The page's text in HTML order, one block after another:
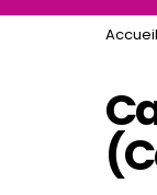
You
Accueil